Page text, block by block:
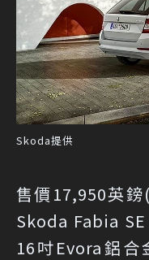
Skoda提供
售價17,950英
Skoda Fabia
16吋Evora鋁合